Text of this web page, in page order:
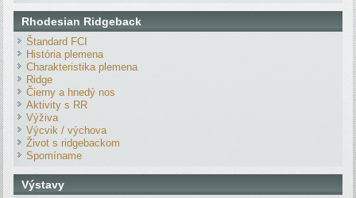
Rhodesian Ridgeback
Štandard FCI
História plemena
Charakteristika plemena
Ridge
Čierny a hnedý nos
Aktivity s RR
Výživa
Výcvik / výchova
Život s ridgebackom
Spomíname
Výstavy